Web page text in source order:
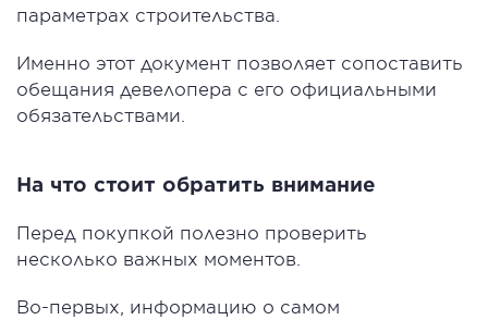
параметрах строительства.
Именно этот документ позволяет сопоставить
обещания девелопера с его официальными
обязательствами.
На что стоит обратить внимание
Перед покупкой полезно проверить
несколько важных моментов.
Во-первых, информацию о самом